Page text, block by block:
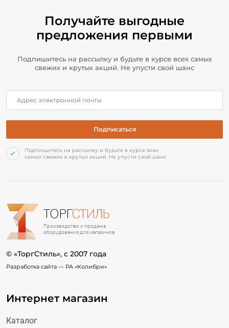
Получайте выгодные
предложения первыми
Подпишитесь на рассылку и будьте в курсе всех самых
свежих и крутых акций. Не упусти свой шанс
Подпишитесь на рассылку и будьте в курсе всех
самых свежих и крутых акций. Не упусти свой шанс
ТОРГСТИЛЬ
Производство и продажа
оборудования для магазинов
© «ТоргСтиль», c 2007 года
Разработка сайта — РА «Колибри»
Интернет магазин
Каталог